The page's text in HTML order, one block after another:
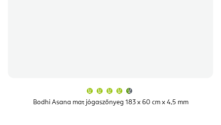
Bodhi Asana mat jógaszőnyeg 183 x 60 cm x 4,5 mm
átlagos
értékelése